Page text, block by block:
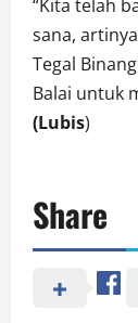
“Kita telah
sana,
Tegal
Balai untuk
(Lubis)
Share